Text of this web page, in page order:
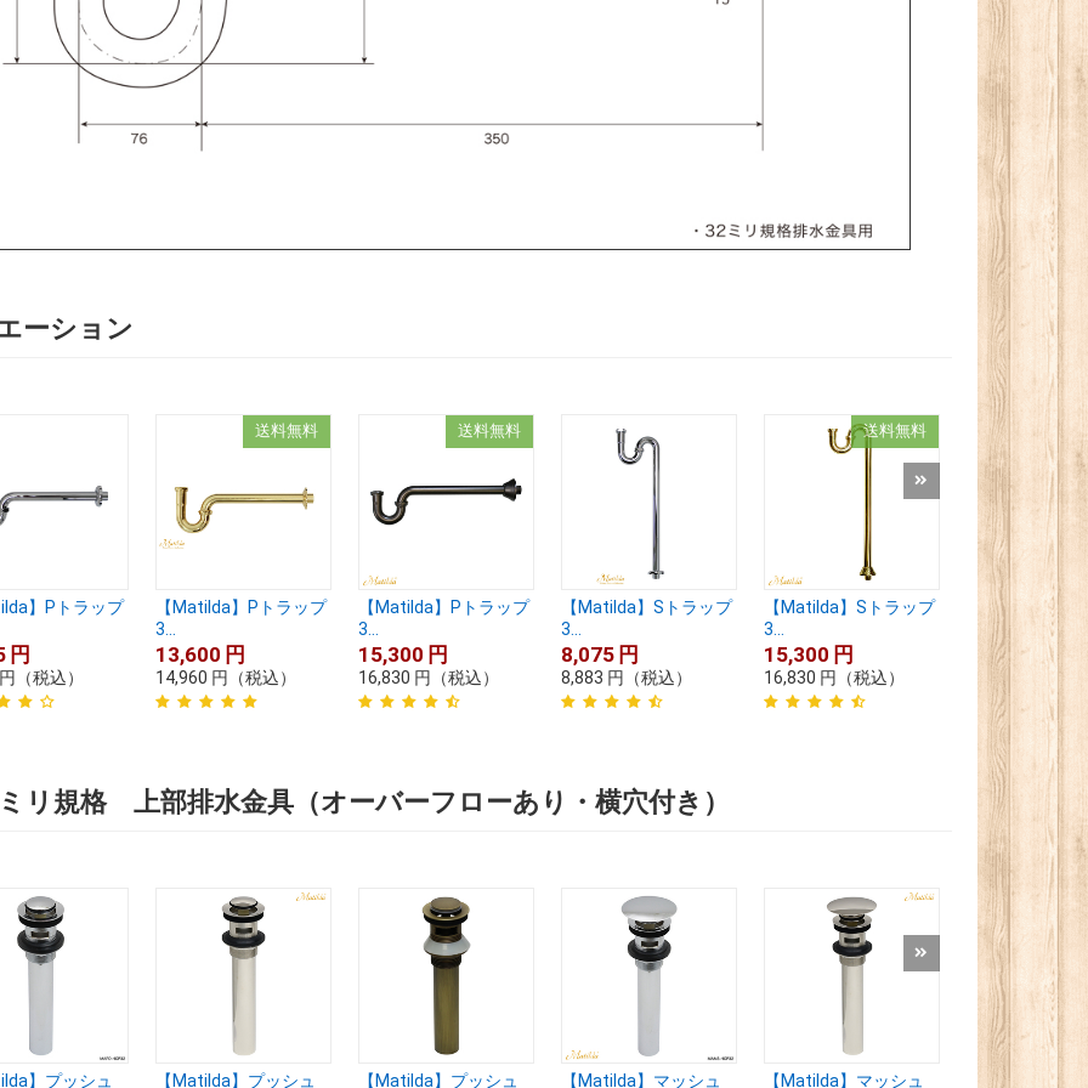
ーション
】Pトラップ
円
（税込）
送料無料
【Matilda】Pトラップ
3...
13,600 円
14,960 円 （税込）
送料無料
【Matilda】Pトラップ
3...
15,300 円
16,830 円 （税込）
【Matilda】Sトラップ
3...
8,075 円
8,883 円 （税込）
送料無料
【Matilda】Sトラップ
3...
15,300 円
16,830 円 （税込）
【Matilda】S
17,000 円
18,700
リ規格 上部排水金具（オーバーフローあり・横穴付き）
】プッシュ 【Matilda】プッシュ 【Matilda】プッシュ 【Matilda】マッシュ 【Matilda】マッシュ 【Matilda】マ